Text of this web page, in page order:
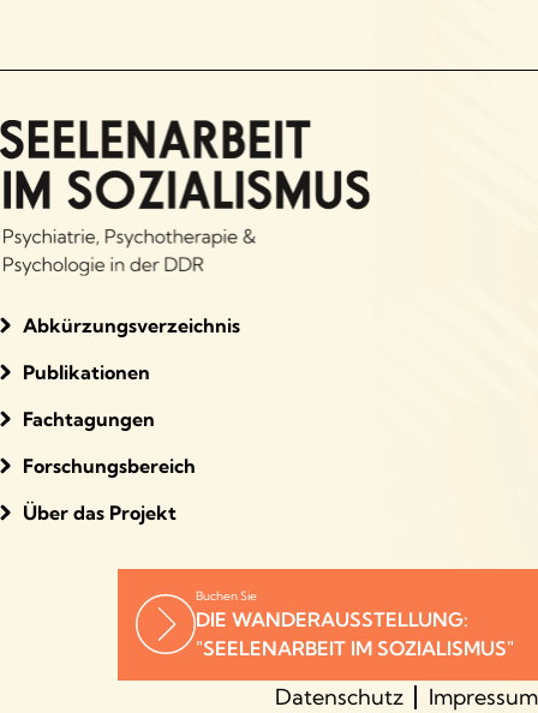
Abkürzungsverzeichnis
Publikationen
Fachtagungen
Forschungsbereich
Über das Projekt
Buchen Sie
DIE WANDERAUSSTELLUNG:
"SEELENARBEIT IM SOZIALISMUS"
Datenschutz Impressum